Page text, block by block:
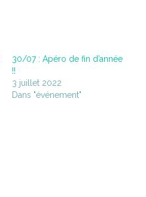
30/07 : Apéro de fin d’année
!!
3 juillet 2022
Dans "événement"